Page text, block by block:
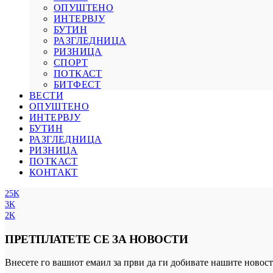
ОПУШТЕНО
ИНТЕРВЈУ
БУТИН
РАЗГЛЕДНИЦА
РИЗНИЦА
СПОРТ
ПОТКАСТ
БИТФЕСТ
ВЕСТИ
ОПУШТЕНО
ИНТЕРВЈУ
БУТИН
РАЗГЛЕДНИЦА
РИЗНИЦА
ПОТКАСТ
КОНТАКТ
25K
3K
2K
ПРЕТПЛАТЕТЕ СЕ ЗА НОВОСТИ
Внесете го вашиот емаил за први да ги добивате нашите